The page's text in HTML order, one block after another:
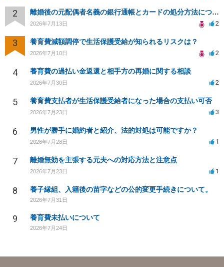
2 離婚後の元配偶者名義の銀行通帳とカードの処分方法について
2026年7月13日 2
3 養育費減額調停で生活保護受給が知られるリスクは？
2026年7月10日 2
4 養育費の過払い金返還と相手方の再婚に関する相談
2026年7月30日 2
5 養育費支払者が生活保護受給者になった場合の支払い可否
2026年7月23日 3
6 男性が勝手に婚約者と紹介、法的対処は可能ですか？
2026年7月28日 1
7 離婚無効を主張する元夫への対応方法と注意点
2026年7月23日 1
8 養子縁組、入籍後の苗字などの公的変更手続きについて。
2026年7月31日
9 養育費未払いについて
2026年7月24日